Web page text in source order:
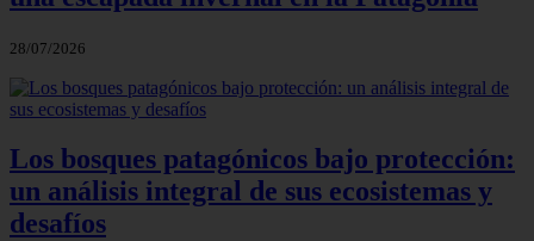
28/07/2026
Los bosques patagónicos bajo protección:
un análisis integral de sus ecosistemas y
desafíos